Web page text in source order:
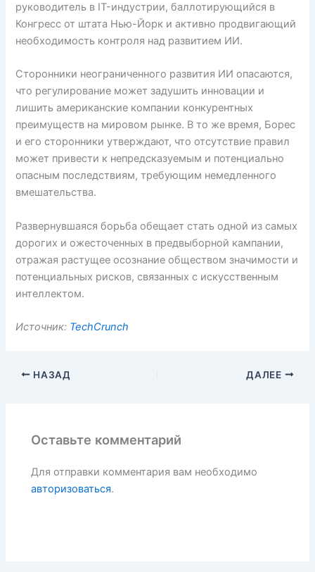
руководитель в IT-индустрии, баллотирующийся в
Конгресс от штата Нью-Йорк и активно продвигающий
необходимость контроля над развитием ИИ.
Сторонники неограниченного развития ИИ опасаются,
что регулирование может задушить инновации и
лишить американские компании конкурентных
преимуществ на мировом рынке. В то же время, Борес
и его сторонники утверждают, что отсутствие правил
может привести к непредсказуемым и потенциально
опасным последствиям, требующим немедленного
вмешательства.
Развернувшаяся борьба обещает стать одной из самых
дорогих и ожесточенных в предвыборной кампании,
отражая растущее осознание обществом значимости и
потенциальных рисков, связанных с искусственным
интеллектом.
Источник: TechCrunch
НАЗАД ДАЛЕЕ
Оставьте комментарий
Для отправки комментария вам необходимо
авторизоваться.